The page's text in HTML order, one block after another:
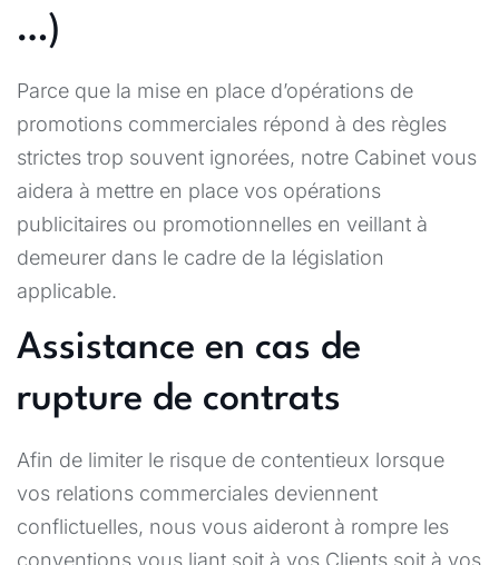
…)
Parce que la mise en place d’opérations de
promotions commerciales répond à des règles
strictes trop souvent ignorées, notre Cabinet vous
aidera à mettre en place vos opérations
publicitaires ou promotionnelles en veillant à
demeurer dans le cadre de la législation
applicable.
Assistance en cas de
rupture de contrats
Afin de limiter le risque de contentieux lorsque
vos relations commerciales deviennent
conflictuelles, nous vous aideront à rompre les